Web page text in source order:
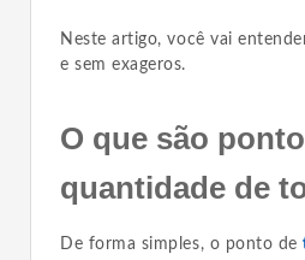
Neste artigo, você vai
e sem exageros.
O que são
quantidade de
De forma simples, o ponto de